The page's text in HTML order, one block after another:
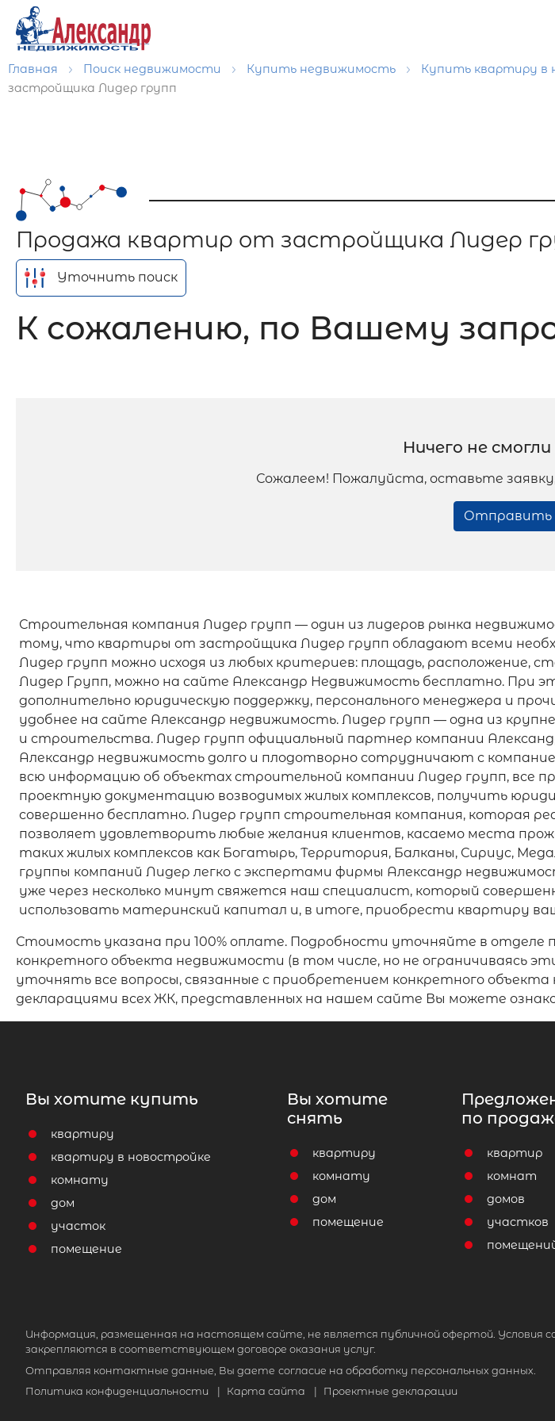
Главная Поиск недвижимости Купить недвижимость Купить квартиру в
застройщика Лидер групп
Продажа квартир от застройщика Лидер
Уточнить поиск
К сожалению, по Вашему
Ничего не
Сожалеем! Пожалуйста, оставьте
Отправить
Строительная компания Лидер групп — один из лидеров рынка
тому, что квартиры от застройщика Лидер групп обладают всеми
Лидер групп можно исходя из любых критериев: площадь,
Лидер Групп, можно на сайте Александр Недвижимость бесплатно. При
дополнительно юридическую поддержку, персонального менеджера и
удобнее на сайте Александр недвижимость. Лидер групп — одна из
и строительства. Лидер групп официальный партнер компании
Александр недвижимость долго и плодотворно сотрудничают с
всю информацию об объектах строительной компании Лидер групп, все
проектную документацию возводимых жилых комплексов, получить
совершенно бесплатно. Лидер групп строительная компания, которая
позволяет удовлетворить любые желания клиентов, касаемо места
таких жилых комплексов как Богатырь, Территория, Балканы, Сириус,
группы компаний Лидер легко с экспертами фирмы Александр
уже через несколько минут свяжется наш специалист, который
использовать материнский капитал и, в итоге, приобрести квартиру
Стоимость указана при 100% оплате. Подробности уточняйте в
конкретного объекта недвижимости (в том числе, но не ограничиваясь
уточнять все вопросы, связанные с приобретением конкретного
декларациями всех ЖК, представленных на нашем сайте Вы можете
Вы хотите купить
квартиру
квартиру в новостройке
комнату
дом
участок
помещение
Вы хотите
снять
квартиру
комнату
дом
помещение
по
квартир
комнат
домов
участков
Информация, размещенная на настоящем сайте, не является публичной офертой. Условия
закрепляются в соответствующем договоре оказания услуг.
Отправляя контактные данные, Вы даете согласие на обработку персональных данных.
Политика конфиденциальности
Карта сайта Проектные декларации